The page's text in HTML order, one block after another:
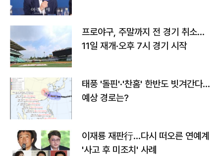
프로야구, 주말까지 전 경기 취소…
11일 재개·오후 7시 경기 시작
태풍 '돌핀'·'찬홈' 한반도 빗겨간다…
예상 경로는?
이재룡 재판行…다시 떠오른 연예계
'사고 후 미조치' 사례